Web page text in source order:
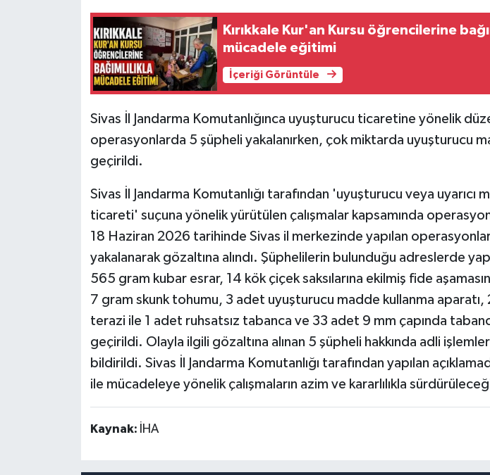
Kırıkkale Kur'an Kursu öğrencilerine
mücadele eğitimi
İçeriği Görüntüle
Sivas İl Jandarma Komutanlığınca uyuşturucu ticaretine yönelik
operasyonlarda 5 şüpheli yakalanırken, çok miktarda uyuşturucu
geçirildi.
Sivas İl Jandarma Komutanlığı tarafından 'uyuşturucu veya uyarıcı
ticareti' suçuna yönelik yürütülen çalışmalar kapsamında
18 Haziran 2026 tarihinde Sivas il merkezinde yapılan
yakalanarak gözaltına alındı. Şüphelilerin bulunduğu adreslerde
565 gram kubar esrar, 14 kök çiçek saksılarına ekilmiş fide
7 gram skunk tohumu, 3 adet uyuşturucu madde kullanma aparatı,
terazi ile 1 adet ruhsatsız tabanca ve 33 adet 9 mm çapında
geçirildi. Olayla ilgili gözaltına alınan 5 şüpheli hakkında adli
bildirildi. Sivas İl Jandarma Komutanlığı tarafından yapılan
ile mücadeleye yönelik çalışmaların azim ve kararlılıkla
Kaynak: İHA